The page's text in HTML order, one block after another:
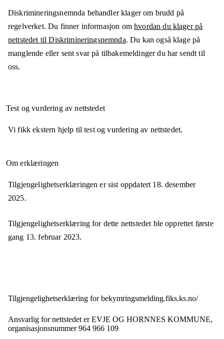
Diskrimineringsnemnda behandler klager om brudd på
regelverket. Du finner informasjon omhvordan du klager på
nettstedet til Diskrimineringsnemnda. Du kan også klage på
manglende eller sent svar på tilbakemeldinger du har sendt til
oss.
Test og vurdering av nettstedet
Vi fikk ekstern hjelp til test og vurdering av nettstedet.
Om erklæringen
Tilgjengelighetserklæringen er sist oppdatert 18. desember
2025.
Tilgjengelighetserklæring for dette nettstedet ble opprettet første
gang 13. februar 2023.
Tilgjengelighets­erklæring forbekymringsmelding.fiks.ks.no/
Ansvarlig for nettstedet erEVJE OG HORNNES KOMMUNE,
organisasjonsnummer 964 966 109